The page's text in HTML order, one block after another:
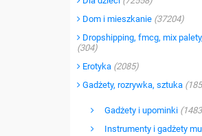
Dom i mieszkanie (37204)
Dropshipping, fmcg, mix
(304)
Erotyka (2085)
Gadżety, rozrywka, sztuka
Gadżety i upominki
Instrumenty i gadżety